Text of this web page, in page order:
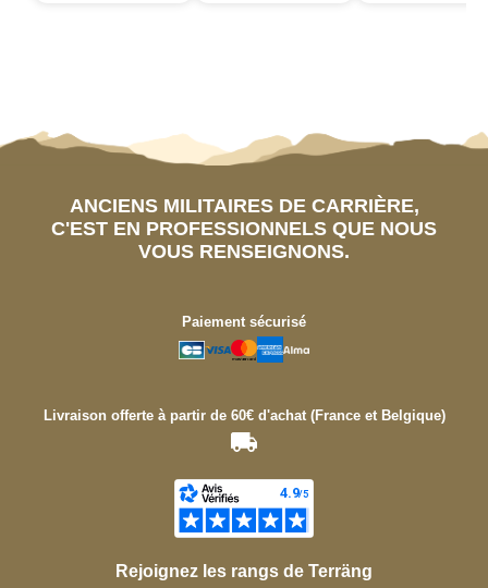
ANCIENS MILITAIRES DE CARRIÈRE,
C'EST EN PROFESSIONNELS QUE NOUS
VOUS RENSEIGNONS.
Paiement sécurisé
Livraison offerte à partir de 60€ d'achat (France et Belgique)
Rejoignez les rangs de Terräng